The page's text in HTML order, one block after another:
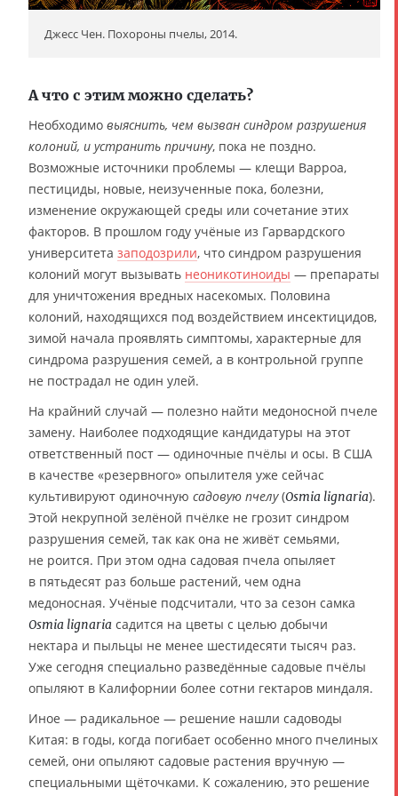
Джесс Чен. Похороны пчелы, 2014.
А что с этим можно сделать?
Необходимо выяснить, чем вызван синдром разрушения
колоний, и устранить причину, пока не поздно.
Возможные источники проблемы — клещи Варроа,
пестициды, новые, неизученные пока, болезни,
изменение окружающей среды или сочетание этих
факторов. В прошлом году учёные из Гарвардского
университета заподозрили, что синдром разрушения
колоний могут вызывать неоникотиноиды — препараты
для уничтожения вредных насекомых. Половина
колоний, находящихся под воздействием инсектицидов,
зимой начала проявлять симптомы, характерные для
синдрома разрушения семей, а в контрольной группе
не пострадал не один улей.
На крайний случай — полезно найти медоносной пчеле
замену. Наиболее подходящие кандидатуры на этот
ответственный пост — одиночные пчёлы и осы. В США
в качестве «резервного» опылителя уже сейчас
культивируют одиночную садовую пчелу(Osmia lignaria).
Этой некрупной зелёной пчёлке не грозит синдром
разрушения семей, так как она не живёт семьями,
не роится. При этом одна садовая пчела опыляет
в пятьдесят раз больше растений, чем одна
медоносная. Учёные подсчитали, что за сезон самка
Osmia lignaria садится на цветы с целью добычи
нектара и пыльцы не менее шестидесяти тысяч раз.
Уже сегодня специально разведённые садовые пчёлы
опыляют в Калифорнии более сотни гектаров миндаля.
Иное — радикальное — решение нашли садоводы
Китая: в годы, когда погибает особенно много пчелиных
семей, они опыляют садовые растения вручную —
специальными щёточками. К сожалению, это решение